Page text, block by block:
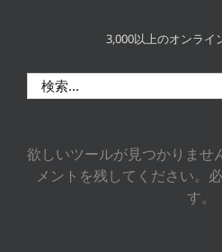
3,000以上のオンライ
索
欲しいツールが見つかりませ
メントを残してください。
す。